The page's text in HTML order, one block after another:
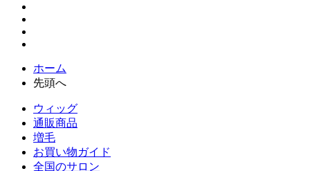
ホーム
先頭へ
ウィッグ
通販商品
増毛
お買い物ガイド
全国のサロン